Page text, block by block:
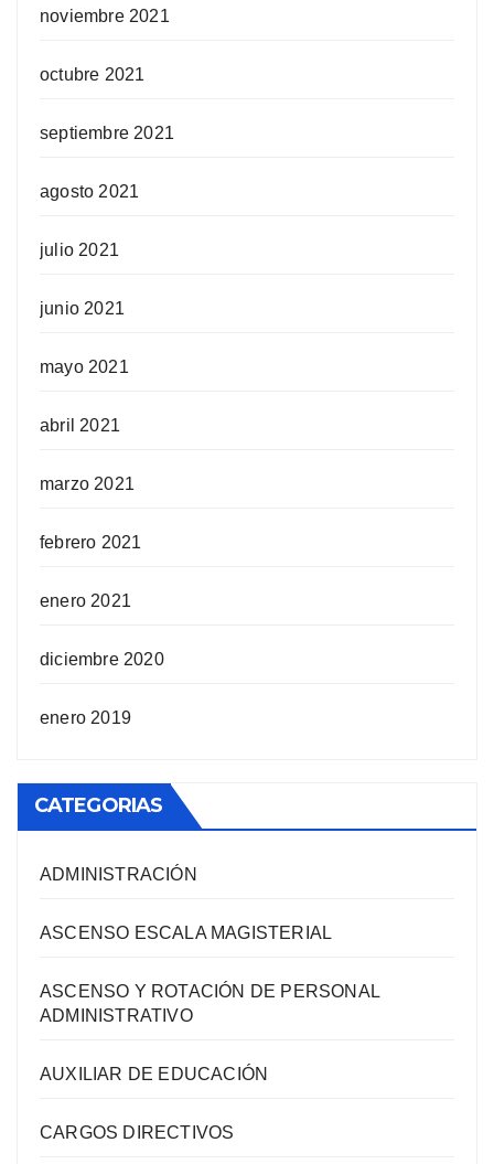
noviembre 2021
octubre 2021
septiembre 2021
agosto 2021
julio 2021
junio 2021
mayo 2021
abril 2021
marzo 2021
febrero 2021
enero 2021
diciembre 2020
enero 2019
CATEGORIAS
ADMINISTRACIÓN
ASCENSO ESCALA MAGISTERIAL
ASCENSO Y ROTACIÓN DE PERSONAL
ADMINISTRATIVO
AUXILIAR DE EDUCACIÓN
CARGOS DIRECTIVOS